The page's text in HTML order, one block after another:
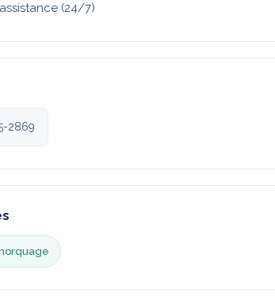
(24/7)
2869